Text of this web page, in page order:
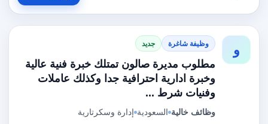
و وظيفة شاغرة جديد
مطلوب مديرة صالون تمتلك خبرة فنية عالية
وخبرة ادارية احترافية جدا وكذلك عاملات
وفنيات شرط ...
وظائف خالية السعودية إدارة وسكرتارية